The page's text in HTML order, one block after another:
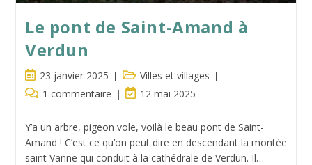
Le pont de Saint-Amand à
Verdun
Publication
publiée :
23 janvier 2025
Post
category:
Villes et villages
Commentaires
la
publication :
1 commentaire
Dernière
de
publication :
12 mai 2025
Y’a un arbre, pigeon vole, voilà le beau pont de Saint-
Amand ! C’est ce qu’on peut dire en descendant la montée
saint Vanne qui conduit à la cathédrale de Verdun. Il…